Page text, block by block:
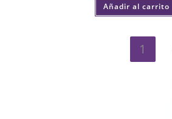
Añadir al carrito
1